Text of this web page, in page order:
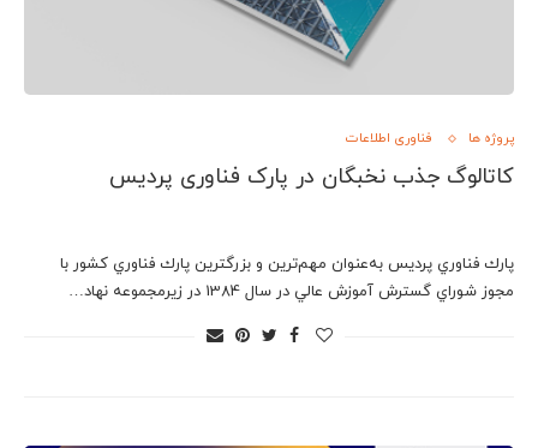
پروژه ها فناوری اطلاعات
کاتالوگ جذب نخبگان در پارک فناوری پردیس
پارك فناوري پرديس به‌عنوان مهم‌ترين و بزرگترين پارك فناوري كشور با
مجوز شوراي گسترش آموزش عالي در سال 1384 در زيرمجموعه نهاد…